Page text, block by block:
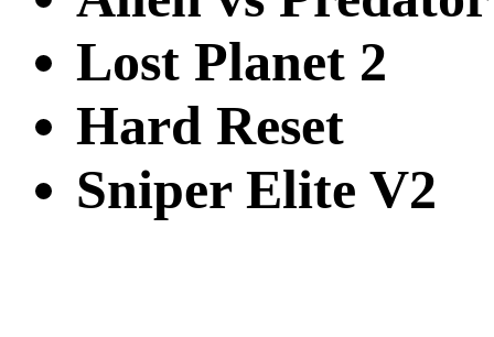
Lost Planet 2
Hard Reset
Sniper Elite V2